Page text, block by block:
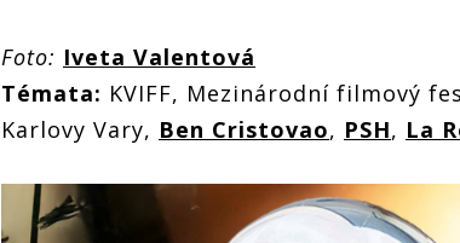
Foto: Iveta Valentová
Témata: KVIFF, Mezinárodní filmový
Karlovy Vary, Ben Cristovao, PSH, La